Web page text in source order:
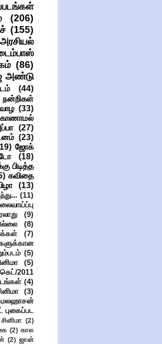
(206)
(155)
அரசியல்
(86)
அண்டு
(44)
நன்றிகள்
(33)
(27)
(23)
ஜோக்
(18)
பிடித்த
கவிதை
(13)
(11)
(9)
(8)
(7)
(5)
(5)
2011
(4)
(3)
புகைப்பட
(2)
(2) கால
(2) ஜான்